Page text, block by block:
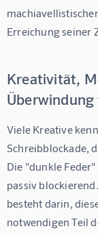
Erreichung seiner
Kreativität,
Überwindung
Viele Kreative
Schreibblockade,
Die "dunkle
passiv
besteht darin,
notwendigen Teil